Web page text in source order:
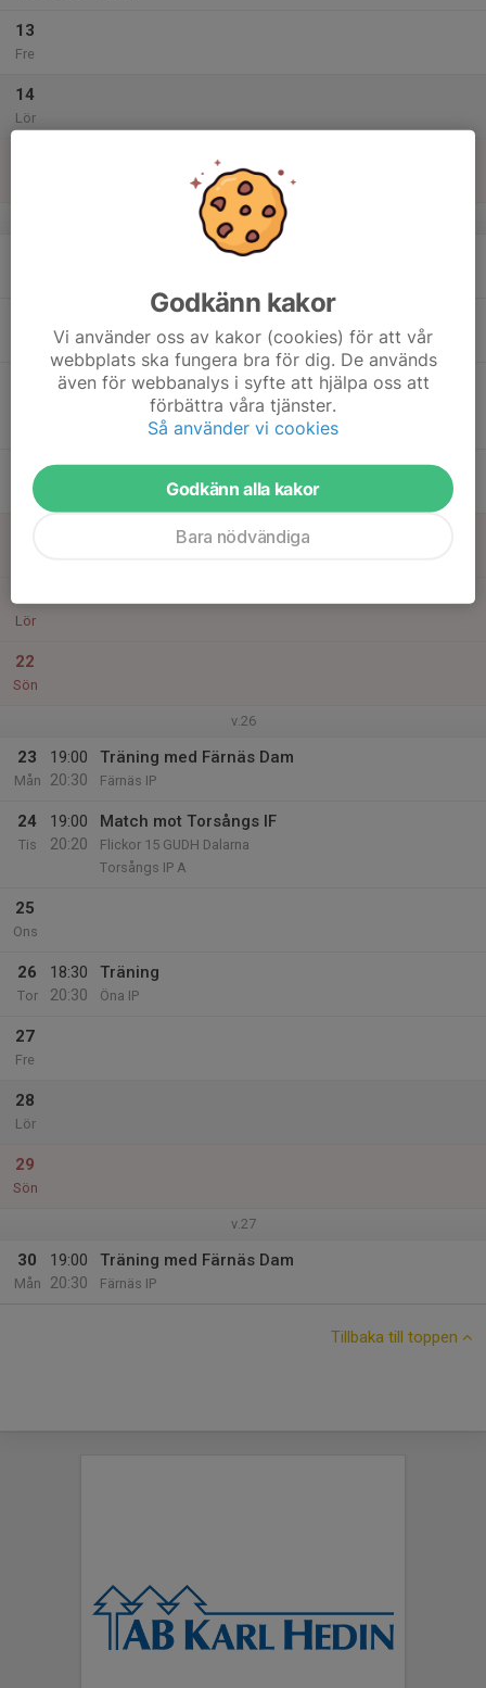
13
Fre
14
Lör
v.25
Träning med Färnäs Dam
20:30
Träning med Färnäs Dam
Färnäs IP
19:00
Match mot Dala-Järna IK
Division 4 Dam Norra Dalarna
Färnäs IP
Tor
18:30
Träning
Lör
22
Sön
v.26
23
Mån
19:00
20:30
Träning med Färnäs Dam
Färnäs IP
24
Tis
19:00
20:20
Match mot Torsångs IF
Flickor 15 GUDH Dalarna
Torsångs IP A
25
Ons
26
Tor
18:30
20:30
Träning
Öna IP
27
Fre
28
Lör
29
Sön
v.27
30
Mån
19:00
20:30
Träning med Färnäs Dam
Färnäs IP
Tillbaka till toppen
Godkänn kakor
Vi använder oss av kakor (cookies) för att vår
webbplats ska fungera bra för dig. De används
även för webbanalys i syfte att hjälpa oss att
förbättra våra tjänster.
Så använder vi cookies
Godkänn alla kakor
Bara nödvändiga